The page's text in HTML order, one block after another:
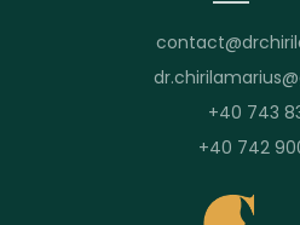
+40 743
+40 742